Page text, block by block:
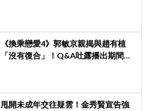
《換乘戀愛4》郭敏京親揭與趙有植
「沒有復合」！Q&A吐露播出期間壓
甩開未成年交往疑雲！金秀賢宣告強